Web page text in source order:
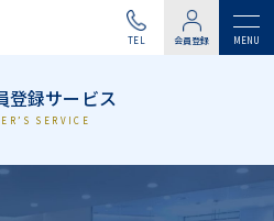
TEL 会員登録
登録サービス
SERVICE